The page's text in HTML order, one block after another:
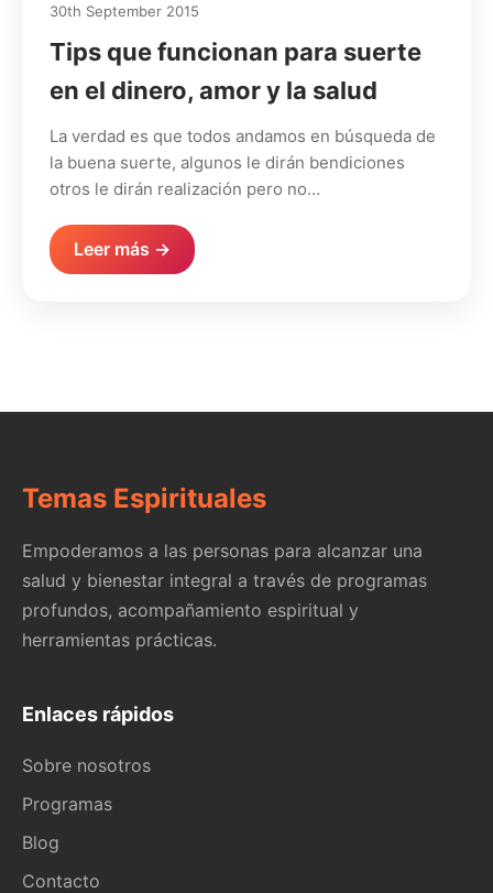
30th September 2015
Tips que funcionan para suerte
en el dinero, amor y la salud
La verdad es que todos andamos en búsqueda de
la buena suerte, algunos le dirán bendiciones
otros le dirán realización pero no…
Leer más →
Temas Espirituales
Empoderamos a las personas para alcanzar una
salud y bienestar integral a través de programas
profundos, acompañamiento espiritual y
herramientas prácticas.
Enlaces rápidos
Sobre nosotros
Programas
Blog
Contacto